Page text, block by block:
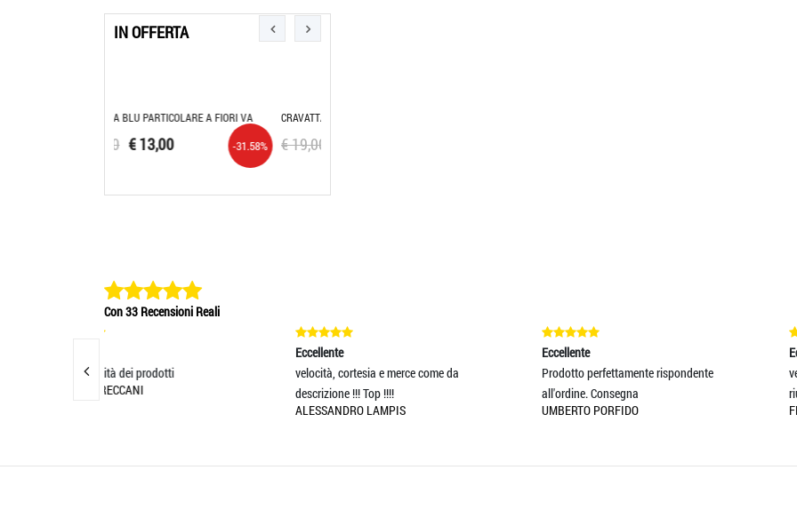
IN OFFERTA
CRAVATTA CRAVATTINO UOMO SLIM BEIGE
-31.58%
€ 19,00
Con 33 Recensioni Reali
velocità, cortesia e merce come da
descrizione !!! Top !!!!
Prodotto perfettamente rispondente
all'ordine. Consegna
UMBERTO PORFIDO
velocità, professionalità e qualità
riuscito a trov
FRANCESCO DI GIANNI